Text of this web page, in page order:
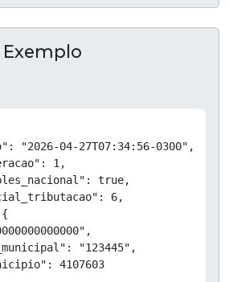
Exemplo
"2026-04-27T07:34:56-0300",
1,
true,
6,
"123445",
4107603